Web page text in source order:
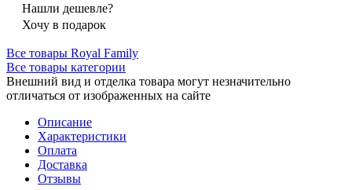
Нашли дешевле?
Хочу в подарок
Все товары Royal Family
Все товары категории
Внешний вид и отделка товара могут незначительно
отличаться от изображенных на сайте
Описание
Характеристики
Оплата
Доставка
Отзывы